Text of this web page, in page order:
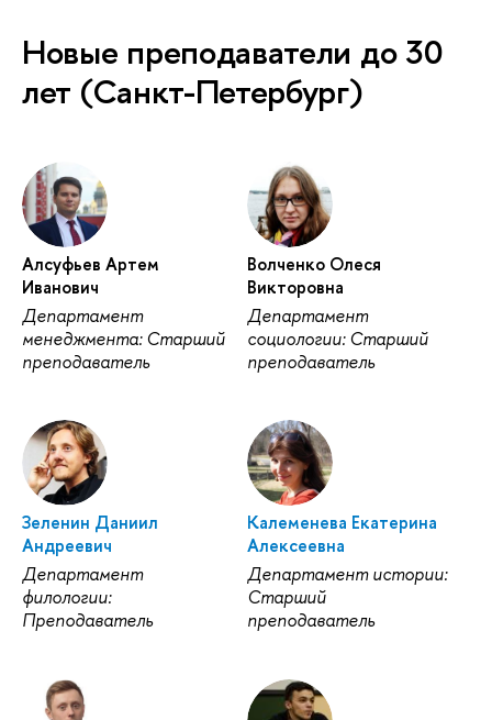
Новые преподаватели до 30
лет (Санкт-Петербург)
Алсуфьев Артем
Иванович
Департамент
менеджмента: Старший
преподаватель
Волченко Олеся
Викторовна
Департамент
социологии: Старший
преподаватель
Зеленин Даниил
Андреевич
Департамент
филологии:
Преподаватель
Калеменева Екатерина
Алексеевна
Департамент истории:
Старший
преподаватель